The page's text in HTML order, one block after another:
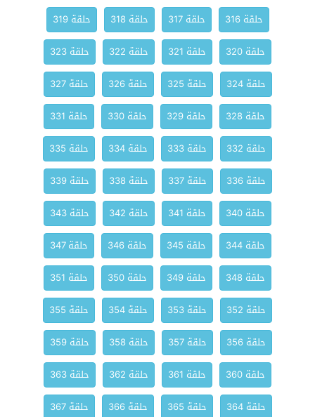
حلقة 316
حلقة 317 حلقة 318
حلقة 319
حلقة 320
حلقة 321 حلقة 322
حلقة 323
حلقة 324
حلقة 325 حلقة 326
حلقة 327
حلقة 328
حلقة 329 حلقة 330
حلقة 331
حلقة 332
حلقة 333 حلقة 334
حلقة 335
حلقة 336
حلقة 337 حلقة 338
حلقة 339
حلقة 340
حلقة 341 حلقة 342
حلقة 343
حلقة 344
حلقة 345 حلقة 346
حلقة 347
حلقة 348
حلقة 349 حلقة 350
حلقة 351
حلقة 352
حلقة 353 حلقة 354
حلقة 355
حلقة 356
حلقة 357 حلقة 358
حلقة 359
حلقة 360
حلقة 361 حلقة 362
حلقة 363
حلقة 364
حلقة 365 حلقة 366
حلقة 367